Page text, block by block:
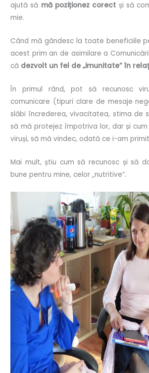
ajută să mă poziționez corect și să
mie.
Când mă gândesc la toate beneficiile
acest prim an de asimilare a
că dezvolt un fel de „imunitate” în
În primul rând, pot să recunosc
comunicare (tipuri clare de mesaje
slăbi încrederea, vivacitatea, stima de
să mă protejez împotriva lor, dar și
viruși, să mă vindec, odată ce i-am
Mai mult, știu cum să recunosc și să
bune pentru mine, celor „nutritive”.